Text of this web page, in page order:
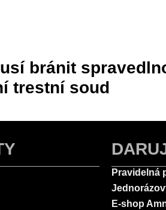
bránit
trestní soud
Pravidelná
E-shop